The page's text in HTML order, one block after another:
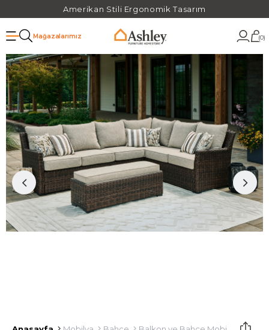
Amerikan Stili Ergonomik Tasarım
Mağazalarımız 0